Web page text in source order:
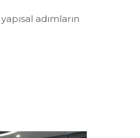
adımların